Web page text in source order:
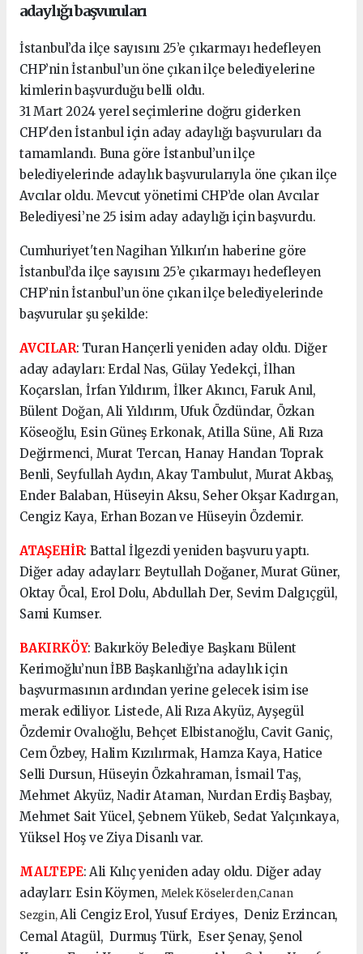
adaylığı başvuruları
İstanbul’da ilçe sayısını 25’e çıkarmayı hedefleyen
CHP’nin İstanbul’un öne çıkan ilçe belediyelerine
kimlerin başvurduğu belli oldu.
31 Mart 2024 yerel seçimlerine doğru giderken
CHP'den İstanbul için aday adaylığı başvuruları da
tamamlandı. Buna göre İstanbul’un ilçe
belediyelerinde adaylık başvurularıyla öne çıkan ilçe
Avcılar oldu. Mevcut yönetimi CHP’de olan Avcılar
Belediyesi’ne 25 isim aday adaylığı için başvurdu.
Cumhuriyet'ten Nagihan Yılkın'ın haberine göre
İstanbul’da ilçe sayısını 25’e çıkarmayı hedefleyen
CHP’nin İstanbul’un öne çıkan ilçe belediyelerinde
başvurular şu şekilde:
AVCILAR: Turan Hançerli yeniden aday oldu. Diğer
aday adayları: Erdal Nas, Gülay Yedekçi, İlhan
Koçarslan, İrfan Yıldırım, İlker Akıncı, Faruk Anıl,
Bülent Doğan, Ali Yıldırım, Ufuk Özdündar, Özkan
Köseoğlu, Esin Güneş Erkonak, Atilla Süne, Ali Rıza
Değirmenci, Murat Tercan, Hanay Handan Toprak
Benli, Seyfullah Aydın, Akay Tambulut, Murat Akbaş,
Ender Balaban, Hüseyin Aksu, Seher Okşar Kadırgan,
Cengiz Kaya, Erhan Bozan ve Hüseyin Özdemir.
ATAŞEHİR: Battal İlgezdi yeniden başvuru yaptı.
Diğer aday adayları: Beytullah Doğaner, Murat Güner,
Oktay Öcal, Erol Dolu, Abdullah Der, Sevim Dalgıçgül,
Sami Kumser.
BAKIRKÖY: Bakırköy Belediye Başkanı Bülent
Kerimoğlu’nun İBB Başkanlığı’na adaylık için
başvurmasının ardından yerine gelecek isim ise
merak ediliyor. Listede, Ali Rıza Akyüz, Ayşegül
Özdemir Ovalıoğlu, Behçet Elbistanoğlu, Cavit Ganiç,
Cem Özbey, Halim Kızılırmak, Hamza Kaya, Hatice
Selli Dursun, Hüseyin Özkahraman, İsmail Taş,
Mehmet Akyüz, Nadir Ataman, Nurdan Erdiş Başbay,
Mehmet Sait Yücel, Şebnem Yükeb, Sedat Yalçınkaya,
Yüksel Hoş ve Ziya Disanlı var.
MALTEPE: Ali Kılıç yeniden aday oldu. Diğer aday
adayları: Esin Köymen, Melek Köselerden,Canan
Sezgin,Ali Cengiz Erol, Yusuf Erciyes, Deniz Erzincan,
Cemal Atagül, Durmuş Türk, Eser Şenay, Şenol